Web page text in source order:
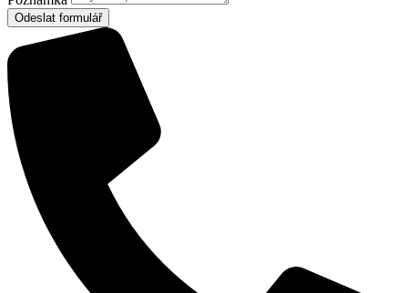
Odeslat formulář